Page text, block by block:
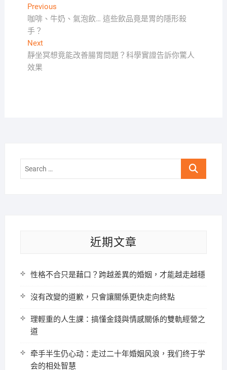
文
章
導
覽
PreviousPrevious
post:
咖啡、牛奶、氣泡飲… 這些飲品竟是胃的隱形殺
手？
NextNext
post:
靜坐冥想竟能改善腸胃問題？科學實證告訴你驚人
效果
Search
近期文章
性格不合只是藉口？跨越差異的婚姻，才能越走越穩
沒有改變的道歉，只會讓關係更快走向終點
理輕重的人生課：搞懂金錢與情感關係的雙軌經營之
道
牵手半生仍心动：走过二十年婚姻风浪，我们终于学
会的相处智慧